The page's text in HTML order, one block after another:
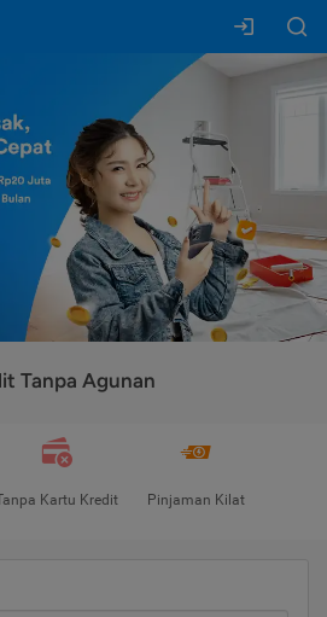
Tanpa Agunan
Kartu Kredit Pinjaman Kilat